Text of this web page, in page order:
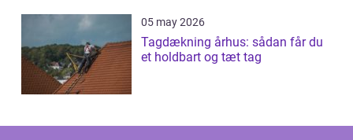
05 may 2026
Tagdækning århus: sådan får du
et holdbart og tæt tag